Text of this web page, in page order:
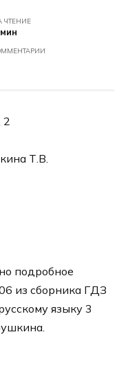
ЧТЕНИЕ
2
Т.В.
подробное
из сборника ГДЗ
языку 3